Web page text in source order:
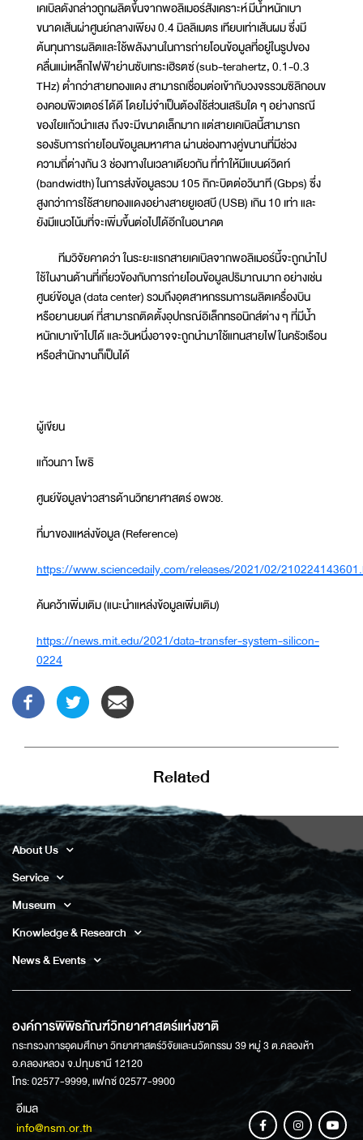
เคเบิลดังกล่าวถูกผลิตขึ้นจากพอลิเมอร์สังเคราะห์ มีน้ำหนักเบา
ขนาดเส้นผ่าศูนย์กลางเพียง 0.4 มิลลิเมตร เทียบเท่าเส้นผม ซึ่งมี
ต้นทุนการผลิตและใช้พลังงานในการถ่ายโอนข้อมูลที่อยู่ในรูปของ
คลื่นแม่เหล็กไฟฟ้าย่านซับเทระเฮิรตซ์ (sub-terahertz, 0.1-0.3
THz) ต่ำกว่าสายทองแดง สามารถเชื่อมต่อเข้ากับวงจรรวมซิลิกอนข
องคอมพิวเตอร์ได้ดี โดยไม่จำเป็นต้องใช้ส่วนเสริมใด ๆ อย่างกรณี
ของใยแก้วนำแสง ถึงจะมีขนาดเล็กมาก แต่สายเคเบิลนี้สามารถ
รองรับการถ่ายโอนข้อมูลมหาศาล ผ่านช่องทางคู่ขนานที่มีช่วง
ความถี่ต่างกัน 3 ช่องทางในเวลาเดียวกัน ที่ทำให้มีแบนด์วิดท์
(bandwidth) ในการส่งข้อมูลรวม 105 กิกะบิตต่อวินาที (Gbps) ซึ่ง
สูงกว่าการใช้สายทองแดงอย่างสายยูเอสบี (USB) เกิน 10 เท่า และ
ยังมีแนวโน้มที่จะเพิ่มขึ้นต่อไปได้อีกในอนาคต
ทีมวิจัยคาดว่า ในระยะแรกสายเคเบิลจากพอลิเมอร์นี้จะถูกนำไป
ใช้ในงานด้านที่เกี่ยวข้องกับการถ่ายโอนข้อมูลปริมาณมาก อย่างเช่น
ศูนย์ข้อมูล (data center) รวมถึงอุตสาหกรรมการผลิตเครื่องบิน
หรือยานยนต์ ที่สามารถติดตั้งอุปกรณ์อิเล็กทรอนิกส์ต่าง ๆ ที่มีน้ำ
หนักเบาเข้าไปได้ และวันหนึ่งอาจจะถูกนำมาใช้แทนสายไฟในครัวเรือน
หรือสำนักงานก็เป็นได้
ผู้เขียน
แก้วนภา โพธิ
ศูนย์ข้อมูลข่าวสารด้านวิทยาศาสตร์ อพวช.
ที่มาของแหล่งข้อมูล (Reference)
https://www.sciencedaily.com/releases/2021/02/
ค้นคว้าเพิ่มเติม (แนะนำแหล่งข้อมูลเพิ่มเติม)
https://news.mit.edu/2021/data-transfer-system-silicon-
0224
Related
About Us
Service
Museum
Knowledge & Research
News & Events
องค์การพิพิธภัณฑ์วิทยาศาสตร์แห่งชาติ
กระทรวงการอุดมศึกษา วิทยาศาสตร์วิจัยและนวัตกรรม 39 หมู่ 3 ต.คลองห้า
อ.คลองหลวง จ.ปทุมธานี 12120
โทร: 02577-9999, แฟกซ์ 02577-9900
อีเมล
info@nsm.or.th